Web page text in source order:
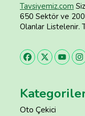
Tavsiyemiz.com
650 Sektör ve
Olanlar Listelenir.
Oto Çekici